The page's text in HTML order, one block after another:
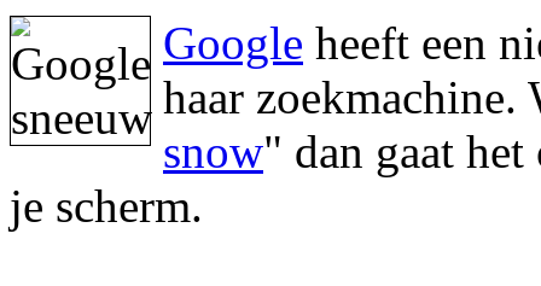
Google heeft een
haar zoekmachine.
snow" dan gaat
je scherm.